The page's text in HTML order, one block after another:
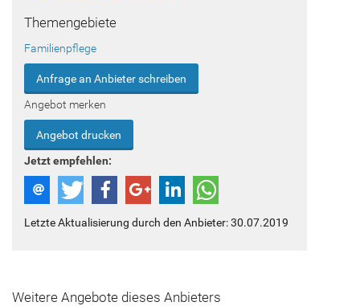
Themengebiete
Familienpflege
Anfrage an Anbieter schreiben
Angebot merken
Angebot drucken
Jetzt empfehlen:
Letzte Aktualisierung durch den Anbieter: 30.07.2019
Weitere Angebote dieses Anbieters